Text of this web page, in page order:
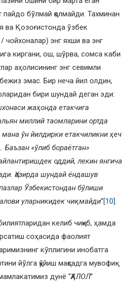
бўлмай қолмайди. Тахминан
ва Қозоғистонда ўзбек
чойхоналар) энг яхши ва энг
киргани, ош, шўрва, сомса каби
аҳолисининг энг севимли
эмас. Бир неча йил олдин,
бири шундай деган эди:
жаҳонда етакчига
миллий таомларини ортда
ўн йилдирки етакчиликни ҳеч
«ўлиб бораётган»
оддий, лекин янгича
Ҳозирда шундай ёндашув
Ўзбекистондан бўлиши
уларникидек чиқмайди”[10].
келиб чиқиб, ҳамда
соҳасида фаолият
кўплигини инобатга
йўлга қўйиш мақсадга мувофиқ
дунё “ҲАЛОЛ”